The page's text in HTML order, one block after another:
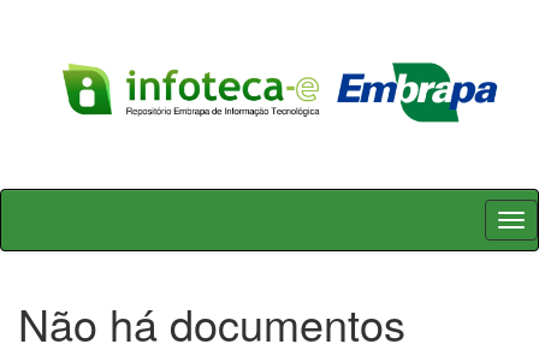
Skip
Não há documentos